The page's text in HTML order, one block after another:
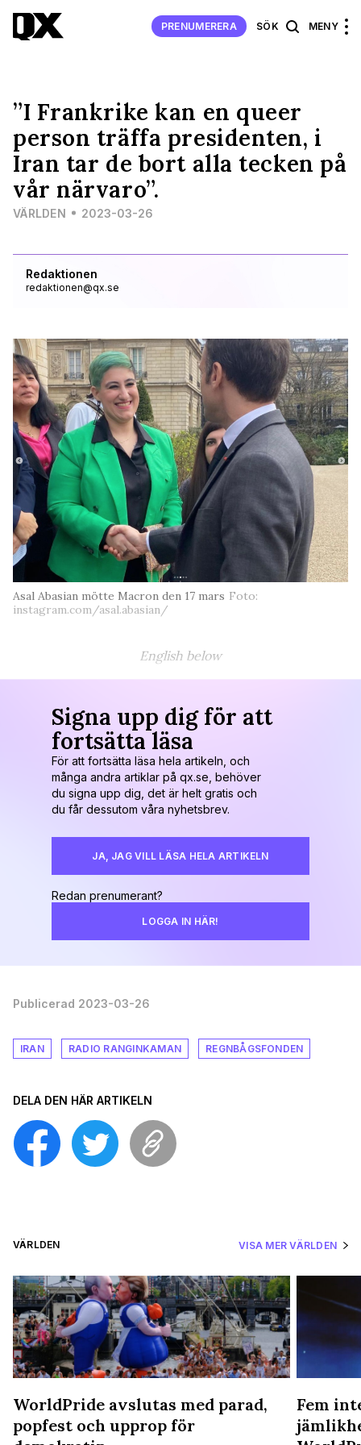
PRENUMERERA SÖK MENY
Redaktionen
redaktionen@qx.se
”I Frankrike kan en queer
person träffa presidenten, i
Iran tar de bort alla tecken på
vår närvaro”.
VÄRLDEN 2023-03-26
Asal Abasian mötte Macron den 17 mars Foto:
instagram.com/asal.abasian/
English below
Signa upp dig för att
fortsätta läsa
För att fortsätta läsa hela artikeln, och
många andra artiklar på qx.se, behöver
du signa upp dig, det är helt gratis och
du får dessutom våra nyhetsbrev.
JA, JAG VILL LÄSA HELA ARTIKELN
Redan prenumerant?
LOGGA IN HÄR!
Publicerad 2023-03-26
IRAN RADIO RANGINKAMAN REGNBÅGSFONDEN
DELA DEN HÄR ARTIKELN
VÄRLDEN VISA MER VÄRLDEN
WorldPride avslutas med parad,
popfest och upprop för
Fem